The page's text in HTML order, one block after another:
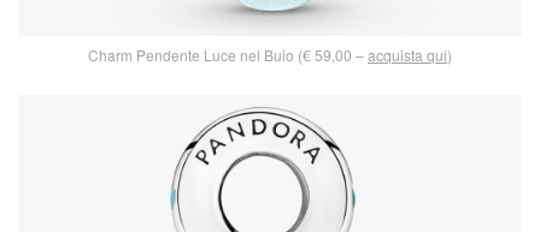
Charm Pendente Luce nel Buio (€ 59,00 –acquista qui)